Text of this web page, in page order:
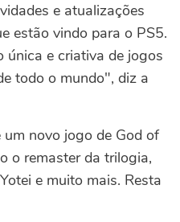
e atualizações
estão vindo para o PS5.
única e criativa de jogos
todo o mundo", diz a
novo jogo de God of
o remaster da trilogia,
e muito mais. Resta